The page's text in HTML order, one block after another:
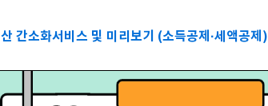
간소화서비스 및 미리보기 (소득공제·세액공제)